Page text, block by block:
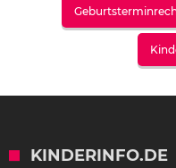
KINDERINFO.DE